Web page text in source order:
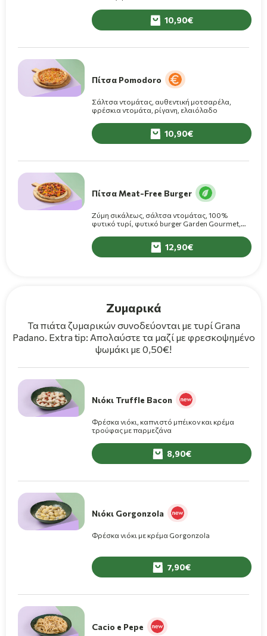
10,90
Πίτσα Pomodoro
Σάλτσα ντομάτας, αυθεντική μοτσαρέλα,
φρέσκια ντομάτα, ρίγανη, ελαιόλαδο
10,90
Πίτσα Meat-Free Burger
Ζύμη σικάλεως, σάλτσα ντομάτας, 100%
φυτικό τυρί, φυτικό burger Garden Gourmet,
κρεμμύδι, φρέσκια ντομάτα, ελαιόλαδο
12,90
Ζυμαρικά
Τα πιάτα ζυμαρικών συνοδεύονται με τυρί Grana
Padano. Extra tip: Απολαύστε τα μαζί με φρεσκοψημένο
ψωμάκι με 0,50€!
Νιόκι Truffle Bacon
Φρέσκα νιόκι, καπνιστό μπέικον και κρέμα
τρούφας με παρμεζάνα
8,90
Νιόκι Gorgonzola
Φρέσκα νιόκι με κρέμα Gorgonzola
7,90
Cacio e Pepe